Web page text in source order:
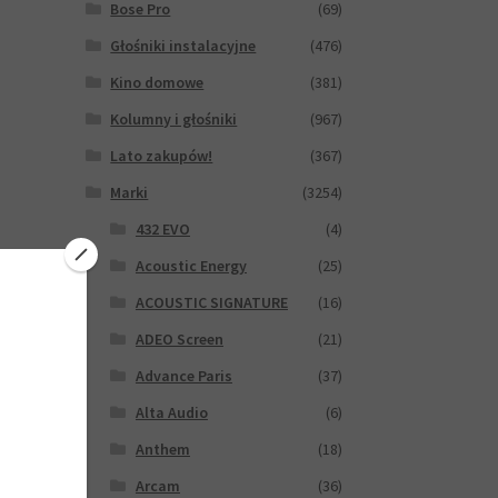
Bose Pro
(69)
Głośniki instalacyjne
(476)
Kino domowe
(381)
Kolumny i głośniki
(967)
Lato zakupów!
(367)
Marki
(3254)
432 EVO
(4)
Acoustic Energy
(25)
ACOUSTIC SIGNATURE
(16)
ADEO Screen
(21)
Advance Paris
(37)
Alta Audio
(6)
Anthem
(18)
Arcam
(36)